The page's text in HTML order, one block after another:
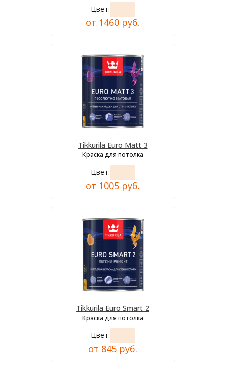
Цвет:
от 1460 руб.
Tikkurila Euro Matt 3
Краска для потолка
Цвет:
от 1005 руб.
Tikkurila Euro Smart 2
Краска для потолка
Цвет:
от 845 руб.